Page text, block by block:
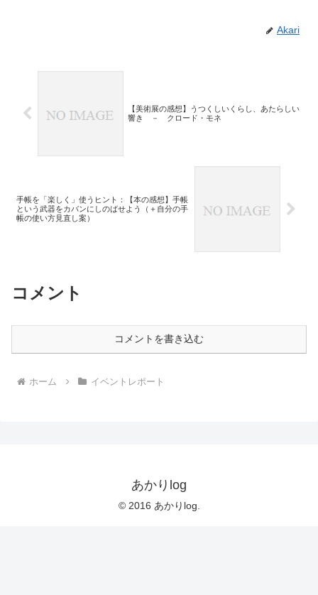
Akari
【美術展の感想】うつくしいくらし、あたらしい
響き － クロード・モネ
手帳を「楽しく」使うヒント：【本の感想】手帳
という武器をカバンにしのばせよう（＋自分の手
帳の使い方見直し案）
コメント
コメントを書き込む
ホーム イベントレポート
あかりlog
© 2016 あかりlog.